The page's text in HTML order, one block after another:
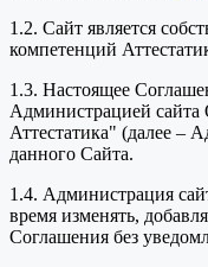
1.2. Сайт является
компетенций
1.3. Настоящее
Администрацией
Аттестатика" (далее –
данного Сайта.
1.4. Администрация
время изменять,
Соглашения без